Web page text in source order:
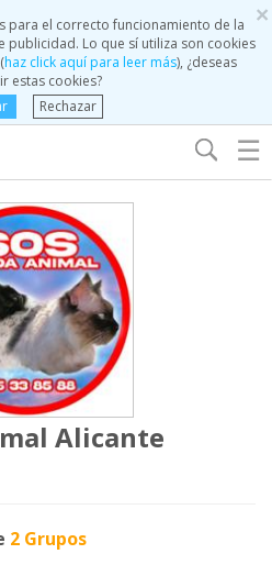
×
para el correcto funcionamiento de la
publicidad. Lo que sí utiliza son cookies
haz click aquí para leer más), ¿deseas
estas cookies?
Rechazar
☰
Alicante
2 Grupos